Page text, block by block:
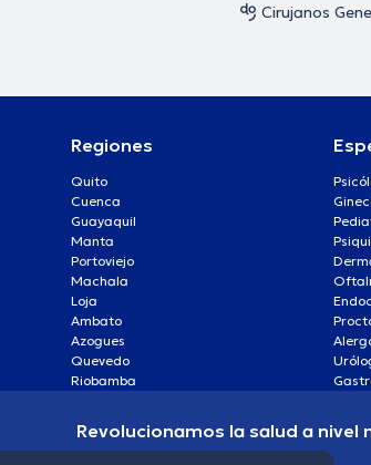
Cirujanos
Regiones
Quito
Cuenca
Guayaquil
Manta
Portoviejo
Machala
Loja
Ambato
Azogues
Quevedo
Riobamba
Revolucionamos la salud a nivel